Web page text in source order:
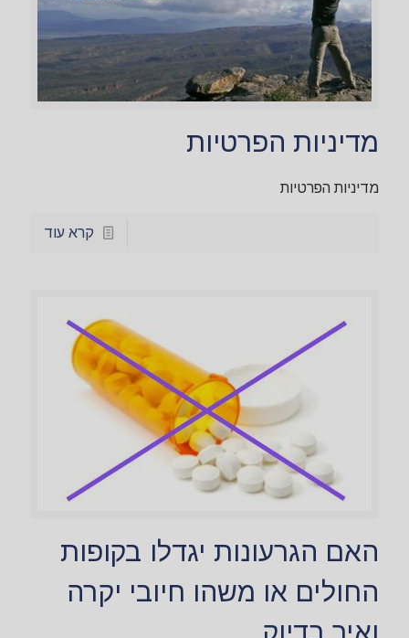
מדיניות הפרטיות
מדיניות הפרטיות
קרא עוד
האם הגרעונות יגדלו בקופות
החולים או משהו חיובי יקרה
ואיך בדיוק